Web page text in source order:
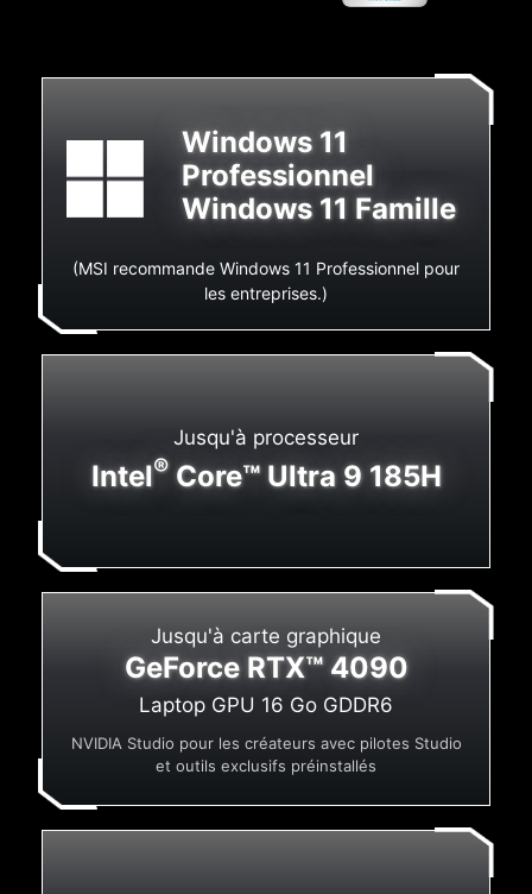
Windows 11
Professionnel
Windows 11 Famille
(MSI recommande Windows 11 Professionnel pour
les entreprises.)
Jusqu'à processeur
Intel®Core™ Ultra 9 185H
Jusqu'à carte graphique
GeForce RTX™ 4090
Laptop GPU 16 Go GDDR6
NVIDIA Studio pour les créateurs avec pilotes Studio
et outils exclusifs préinstallés